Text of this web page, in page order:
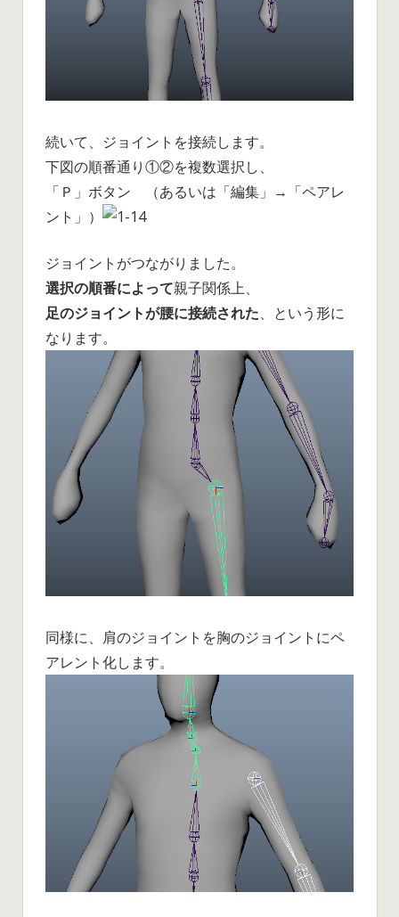
続いて、ジョイントを接続します。
下図の順番通り①②を複数選択し、
「Ｐ」ボタン （あるいは「編集」→「ペアレ
ント」）
ジョイントがつながりました。
選択の順番によって親子関係上、
足のジョイントが腰に接続された、という形に
なります。
同様に、肩のジョイントを胸のジョイントにペ
アレント化します。